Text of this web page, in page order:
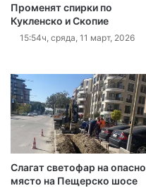
Променят спирки по
Кукленско и Скопие
15:54ч, сряда, 11 март, 2026
Слагат светофар на опасно
място на Пещерско шосе